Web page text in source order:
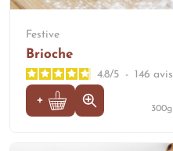
Festive
Brioche
4.8/5 - 146 avis
300g